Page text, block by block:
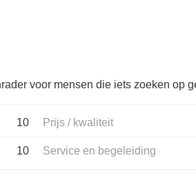
voor mensen die iets zoeken op
10
10
Prijs / kwaliteit
Service en begeleiding